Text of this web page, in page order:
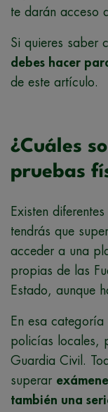
te darán acceso
Si quieres saber
debes hacer
de este artículo.
¿Cuáles
pruebas
Existen
tendrás que
acceder a una
propias de las
Estado, aunque
En esa
policías locales,
Guardia Civil.
superar
también una